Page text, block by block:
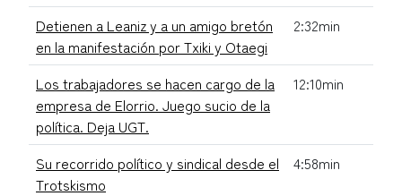
Detienen a Leaniz y a un amigo bretón
en la manifestación por Txiki y Otaegi
2:32min
Los trabajadores se hacen cargo de la
empresa de Elorrio. Juego sucio de la
política. Deja UGT.
12:10min
Su recorrido político y sindical desde el
Trotskismo
4:58min